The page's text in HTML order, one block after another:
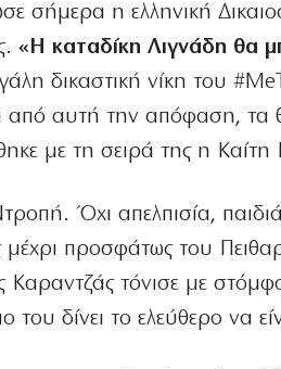
σήμερα η ελληνική
«Η καταδίκη Λιγνάδη θα
δικαστική νίκη του
από αυτή την απόφαση, τα
με τη σειρά της η
Όχι απελπισία,
μέχρι προσφάτως του
τόνισε με στόμφο:
του δίνει το ελεύθερο να